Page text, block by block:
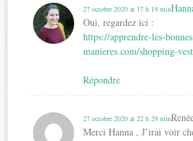
27 octobre 2020 at 17 h 19 min
Oui, regardez ici :
https://apprendre-les-
manieres.com/shopping-
Répondre
27 octobre 2020 at 22 h 29 min
Merci Hanna , J’irai voir